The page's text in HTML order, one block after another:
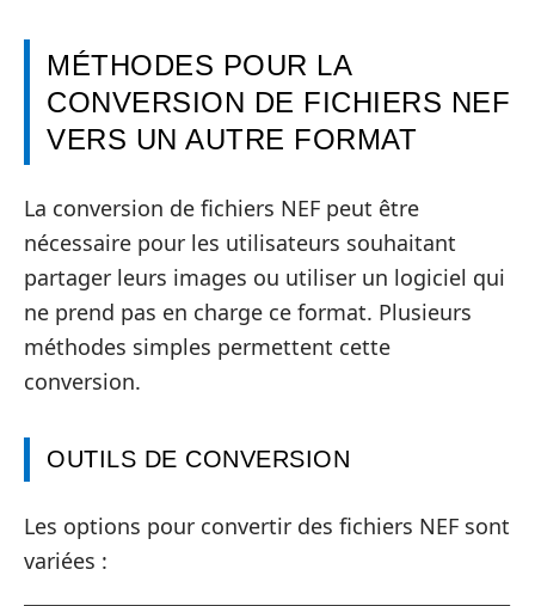
MÉTHODES POUR LA
CONVERSION DE FICHIERS NEF
VERS UN AUTRE FORMAT
La conversion de fichiers NEF peut être
nécessaire pour les utilisateurs souhaitant
partager leurs images ou utiliser un logiciel qui
ne prend pas en charge ce format. Plusieurs
méthodes simples permettent cette
conversion.
OUTILS DE CONVERSION
Les options pour convertir des fichiers NEF sont
variées :